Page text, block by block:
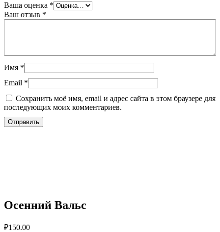
Ваша оценка *
Ваш отзыв *
Имя *
Email *
Сохранить моё имя, email и адрес сайта в этом браузере для
последующих моих комментариев.
Осенний Вальс
₽150.00